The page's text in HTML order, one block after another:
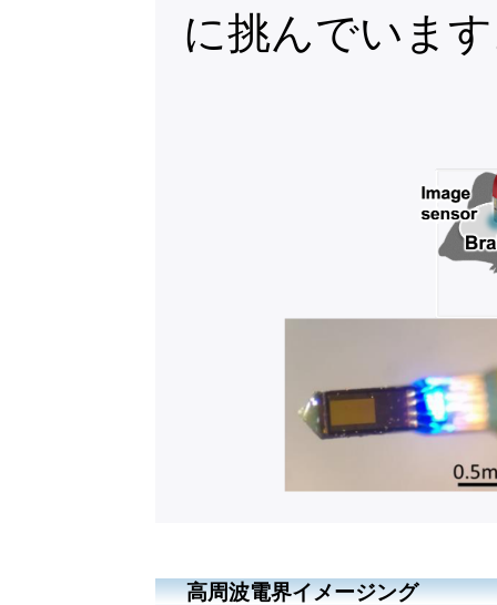
に挑んでいま
高周波電界イメージング